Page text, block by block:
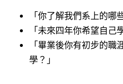
「你了解我們系上的哪
「未來四年你希望自己
「畢業後你有初步的
學？」